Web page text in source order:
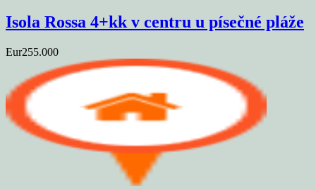
Isola Rossa 4+kk v centru u písečné pláže
Eur255.000